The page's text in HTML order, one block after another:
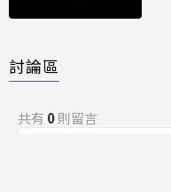
討論區
共有 0則留言